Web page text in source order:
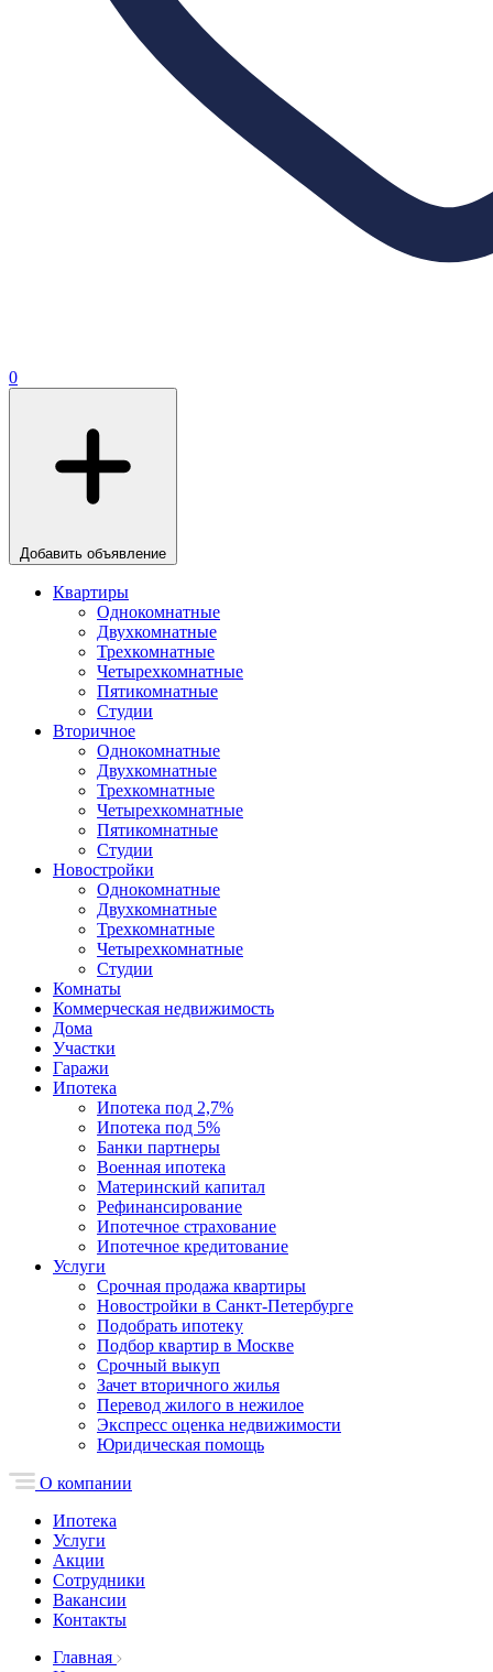
0
Добавить объявление
Квартиры
Однокомнатные
Двухкомнатные
Трехкомнатные
Четырехкомнатные
Пятикомнатные
Студии
Вторичное
Однокомнатные
Двухкомнатные
Трехкомнатные
Четырехкомнатные
Пятикомнатные
Студии
Новостройки
Однокомнатные
Двухкомнатные
Трехкомнатные
Четырехкомнатные
Студии
Комнаты
Коммерческая недвижимость
Дома
Участки
Гаражи
Ипотека
Ипотека под 2,7%
Ипотека под 5%
Банки партнеры
Военная ипотека
Материнский капитал
Рефинансирование
Ипотечное страхование
Ипотечное кредитование
Услуги
Срочная продажа квартиры
Новостройки в Санкт-Петербурге
Подобрать ипотеку
Подбор квартир в Москве
Срочный выкуп
Зачет вторичного жилья
Перевод жилого в нежилое
Экспресс оценка недвижимости
Юридическая помощь
О компании
Ипотека
Услуги
Акции
Сотрудники
Вакансии
Контакты
Главная